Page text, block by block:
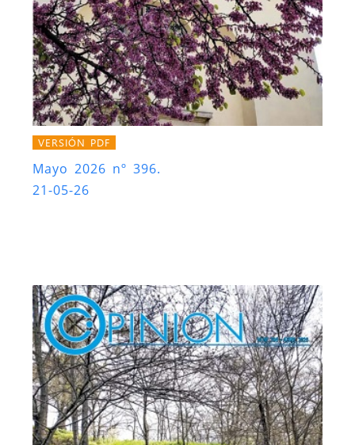
VERSIÓN PDF
Mayo 2026 nº 396.
21-05-26